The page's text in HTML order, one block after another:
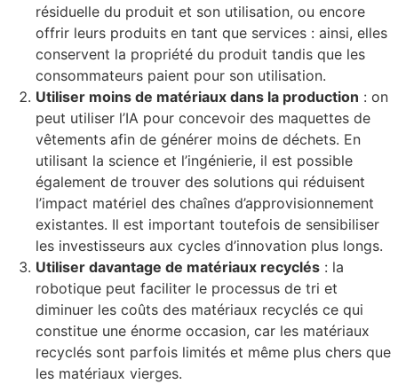
résiduelle du produit et son utilisation, ou encore
offrir leurs produits en tant que services : ainsi, elles
conservent la propriété du produit tandis que les
consommateurs paient pour son utilisation.
Utiliser moins de matériaux dans la production : on
peut utiliser l’IA pour concevoir des maquettes de
vêtements afin de générer moins de déchets. En
utilisant la science et l’ingénierie, il est possible
également de trouver des solutions qui réduisent
l’impact matériel des chaînes d’approvisionnement
existantes. Il est important toutefois de sensibiliser
les investisseurs aux cycles d’innovation plus longs.
Utiliser davantage de matériaux recyclés : la
robotique peut faciliter le processus de tri et
diminuer les coûts des matériaux recyclés ce qui
constitue une énorme occasion, car les matériaux
recyclés sont parfois limités et même plus chers que
les matériaux vierges.